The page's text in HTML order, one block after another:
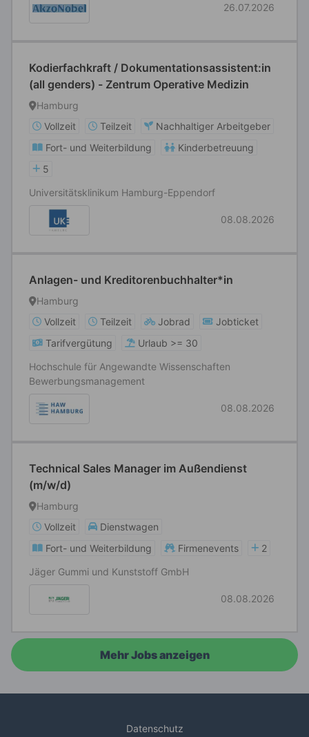
26.07.2026
Kodierfachkraft / Dokumentationsassistent:in
(all genders) - Zentrum Operative Medizin
Hamburg
Vollzeit
Teilzeit
Nachhaltiger Arbeitgeber
Fort- und Weiterbildung
Kinderbetreuung
5
Universitätsklinikum Hamburg-Eppendorf
08.08.2026
Anlagen- und Kreditorenbuchhalter*in
Hamburg
Vollzeit
Teilzeit Jobrad
Jobticket
Tarifvergütung
Urlaub >= 30
Hochschule für Angewandte Wissenschaften
Bewerbungsmanagement
08.08.2026
Technical Sales Manager im Außendienst
(m/w/d)
Hamburg
Vollzeit
Dienstwagen
Fort- und Weiterbildung
Firmenevents
2
Jäger Gummi und Kunststoff GmbH
08.08.2026
Mehr Jobs anzeigen
Datenschutz